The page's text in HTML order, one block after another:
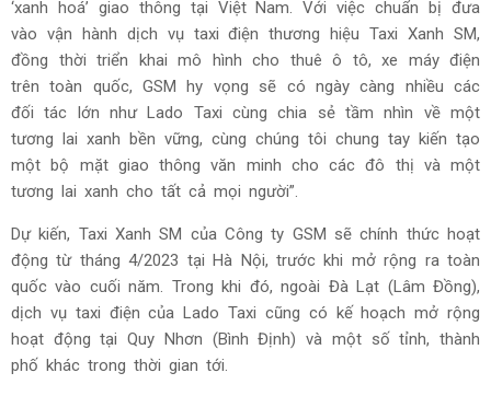
‘xanh hoá’ giao thông tại Việt Nam. Với việc chuẩn bị đưa
vào vận hành dịch vụ taxi điện thương hiệu Taxi Xanh SM,
đồng thời triển khai mô hình cho thuê ô tô, xe máy điện
trên toàn quốc, GSM hy vọng sẽ có ngày càng nhiều các
đối tác lớn như Lado Taxi cùng chia sẻ tầm nhìn về một
tương lai xanh bền vững, cùng chúng tôi chung tay kiến tạo
một bộ mặt giao thông văn minh cho các đô thị và một
tương lai xanh cho tất cả mọi người”.
Dự kiến, Taxi Xanh SM của Công ty GSM sẽ chính thức hoạt
động từ tháng 4/2023 tại Hà Nội, trước khi mở rộng ra toàn
quốc vào cuối năm. Trong khi đó, ngoài Đà Lạt (Lâm Đồng),
dịch vụ taxi điện của Lado Taxi cũng có kế hoạch mở rộng
hoạt động tại Quy Nhơn (Bình Định) và một số tỉnh, thành
phố khác trong thời gian tới.